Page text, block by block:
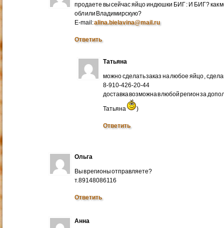
продаете вы сейчас яйцо индюшки БИГ : И БИГ? как
обл или Владимирскую?
E-mail:alina.bielavina@mail.ru
Ответить
Татьяна
можно сделать заказ на любое яйцо ,
8-910-426-20-44
доставка возможна в любой регион за
Татьяна )
Ответить
Ольга
Вы в регионы отправляете?
т.89148086116
Ответить
Анна